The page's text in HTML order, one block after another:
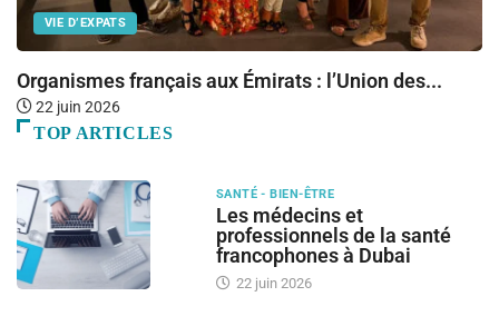
VIE D’EXPATS
Organismes français aux Émirats : l’Union des...
22 juin 2026
TOP ARTICLES
SANTÉ - BIEN-ÊTRE
Les médecins et
professionnels de la santé
francophones à Dubai
22 juin 2026